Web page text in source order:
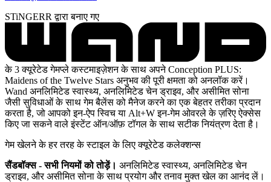
STiNGERR द्वारा बनाए गए
के 3 क्यूरेटेड गेमप्ले कस्टमाइज़ेशन के साथ अपने Conception PLUS:
Maidens of the Twelve Stars अनुभव की पूरी क्षमता को अनलॉक करें।
Wand अनलिमिटेड स्वास्थ्य, अनलिमिटेड चेन ड्राइव, और असीमित सोना
जैसी सुविधाओं के साथ गेम बैलेंस को मैनेज करने का एक बेहतर तरीका प्रदान
करता है, जो आपको इन-ऐप स्विच या Alt+W इन-गेम ओवरले के ज़रिए ऐक्सेस
किए जा सकने वाले इंस्टेंट ऑन/ऑफ़ टॉगल के साथ सटीक नियंत्रण देता है।
गेम खेलने के हर तरह के स्टाइल के लिए क्यूरेटेड कलेक्शन्स
सैंडबॉक्स - सभी नियमों को तोड़ें। अनलिमिटेड स्वास्थ्य, अनलिमिटेड चेन
ड्राइव, और असीमित सोना के साथ प्रयोग और तनाव मुक्त खेल का आनंद लें।